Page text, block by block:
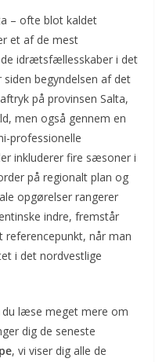
– ofte blot kaldet
et af de mest
idræts­fællesskaber i det
begyndelsen af det
på provinsen Salta,
men også gennem en
professionelle
inkluderer fire sæsoner i
på regionalt plan og
opgørelser rangerer
indre, fremstår
referencepunkt, når man
i det nordvestlige
du læse meget mere om
dig de seneste
, vi viser dig alle de